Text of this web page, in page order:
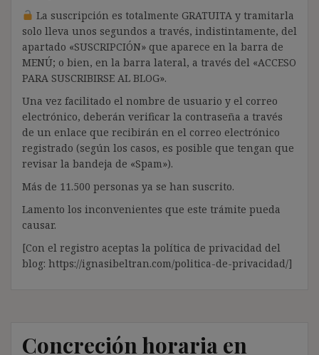
La suscripción es totalmente GRATUITA y tramitarla
solo lleva unos segundos a través, indistintamente, del
apartado «SUSCRIPCIÓN» que aparece en la barra de
MENÚ; o bien, en la barra lateral, a través del «ACCESO
PARA SUSCRIBIRSE AL BLOG».
Una vez facilitado el nombre de usuario y el correo
electrónico, deberán verificar la contraseña a través
de un enlace que recibirán en el correo electrónico
registrado (según los casos, es posible que tengan que
revisar la bandeja de «Spam»).
Más de 11.500 personas ya se han suscrito.
Lamento los inconvenientes que este trámite pueda
causar.
[Con el registro aceptas la política de privacidad del
blog: https://ignasibeltran.com/politica-de-privacidad/]
Concreción horaria en